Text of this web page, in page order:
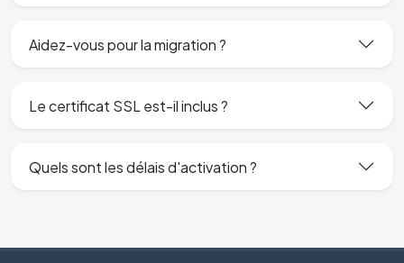
Aidez-vous pour la migration ?
Le certificat SSL est-il inclus ?
Quels sont les délais d'activation ?